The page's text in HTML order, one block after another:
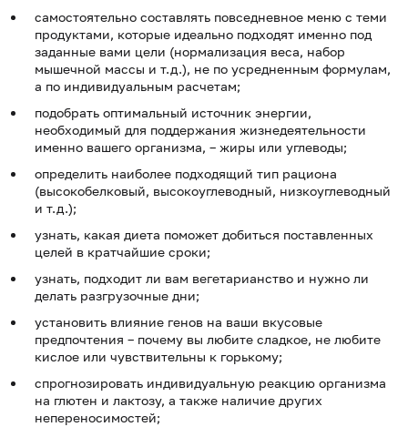
самостоятельно составлять повседневное меню с теми
продуктами, которые идеально подходят именно под
заданные вами цели (нормализация веса, набор
мышечной массы и т.д.), не по усредненным формулам,
а по индивидуальным расчетам;
подобрать оптимальный источник энергии,
необходимый для поддержания жизнедеятельности
именно вашего организма, – жиры или углеводы;
определить наиболее подходящий тип рациона
(высокобелковый, высокоуглеводный, низкоуглеводный
и т.д.);
узнать, какая диета поможет добиться поставленных
целей в кратчайшие сроки;
узнать, подходит ли вам вегетарианство и нужно ли
делать разгрузочные дни;
установить влияние генов на ваши вкусовые
предпочтения – почему вы любите сладкое, не любите
кислое или чувствительны к горькому;
спрогнозировать индивидуальную реакцию организма
на глютен и лактозу, а также наличие других
непереносимостей;